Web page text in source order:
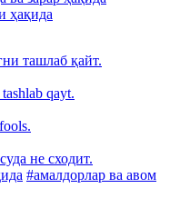
ҳақида
ташлаб қайт.
qayt.
не сходит.
#амалдорлар ва авом